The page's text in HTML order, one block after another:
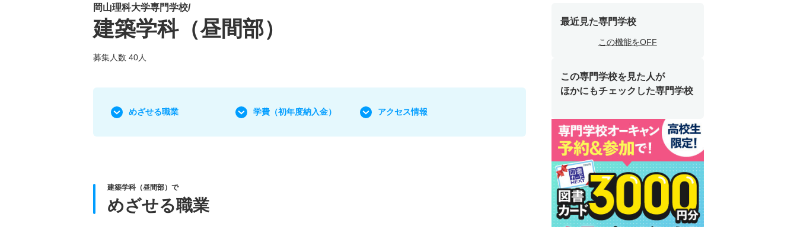
岡山理科大学専門学校/
建築学科（昼間部）
募集人数 40人
めざせる職業 学費 （初年度納入金） アクセス情報
建築学科（昼間部）で
めざせる職業
最近見た専門学校
この機能をOFF
この専門学校を見た人が
ほかにもチェックした専門学校